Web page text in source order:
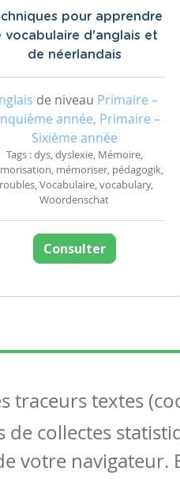
pour apprendre
vocabulaire d'anglais et
de néerlandais
de niveau Primaire –
année, Primaire –
Sixième année
Tags : dys, dyslexie, Mémoire,
mémoriser, pédagogik,
Vocabulaire, vocabulary,
Woordenschat
Consulter
traceurs textes
collectes
votre